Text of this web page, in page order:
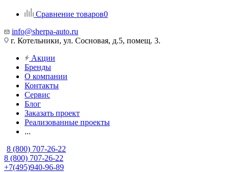
Сравнение товаров0
info@sherpa-auto.ru
г. Котельники, ул. Сосновая, д.5, помещ. 3.
Акции
Бренды
О компании
Контакты
Сервис
Блог
Заказать проект
Реализованные проекты
...
8 (800) 707-26-22
8 (800) 707-26-22
+7(495)940-96-89